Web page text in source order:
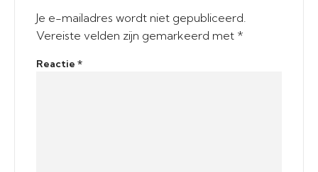
Je e-mailadres wordt niet gepubliceerd.
Vereiste velden zijn gemarkeerd met *
Reactie *